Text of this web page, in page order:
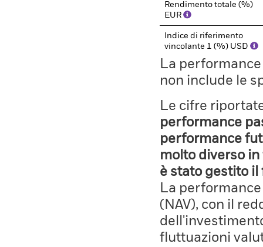
Rendimento totale (%)
EUR
Indice di riferimento
vincolante 1 (%) USD
La
non include le
Le cifre
performance
performance
molto diverso
è stato gestito il
La
(NAV), con il
fluttuazioni